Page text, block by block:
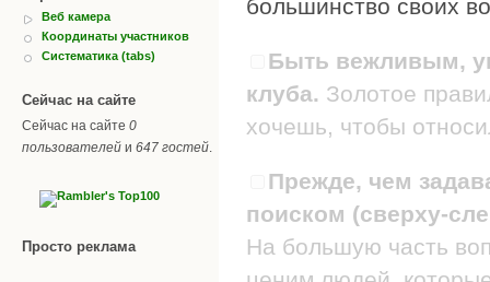
Веб камера
Координаты участников
Систематика (tabs)
Сейчас на сайте
Сейчас на сайте 0
пользователей и 647 гостей.
Просто реклама
большинство своих
Быть вежливым,
клуба. Золотое
хочешь, чтобы
Прежде, чем
поиском (сверху-
На большую часть